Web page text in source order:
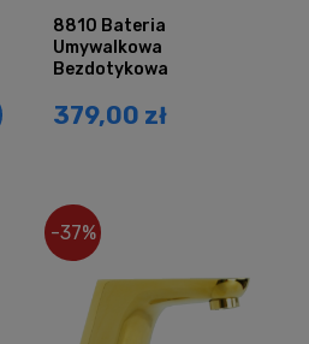
8810 Bateria
Umywalkowa
Bezdotykowa
379,00 zł
-37%